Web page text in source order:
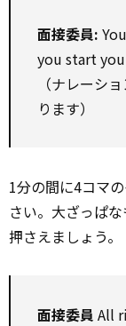
面接委員:
you start
（ナレーシ
ります）
1分の間に4コマ
さい。大ざっぱ
押さえましょう。
面接委員 All